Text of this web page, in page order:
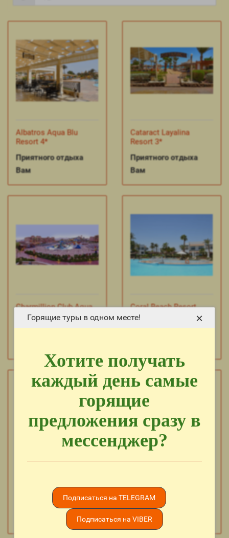
Горящие туры в одном месте!
Хотите получать
каждый день самые
горящие
предложения сразу в
мессенджер?
Подписаться на TELEGRAM
Подписаться на VIBER
×
Albatros Aqua Blu
Resort 4*
Приятного отдыха
Вам
Cataract Layalina
Resort 3*
Приятного отдыха
Вам
Charmillion Club Aqua
Park 5*
Coral Beach Resort
Montazah 4*
Приятного отдыха
Приятного отдыха
Вам